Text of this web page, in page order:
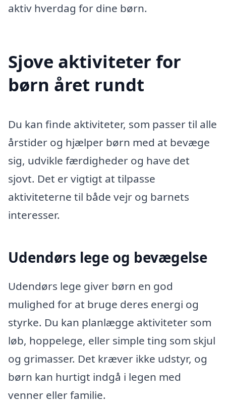
aktiv hverdag for dine børn.
Sjove aktiviteter for
børn året rundt
Du kan finde aktiviteter, som passer til alle
årstider og hjælper børn med at bevæge
sig, udvikle færdigheder og have det
sjovt. Det er vigtigt at tilpasse
aktiviteterne til både vejr og barnets
interesser.
Udendørs lege og bevægelse
Udendørs lege giver børn en god
mulighed for at bruge deres energi og
styrke. Du kan planlægge aktiviteter som
løb, hoppelege, eller simple ting som skjul
og grimasser. Det kræver ikke udstyr, og
børn kan hurtigt indgå i legen med
venner eller familie.